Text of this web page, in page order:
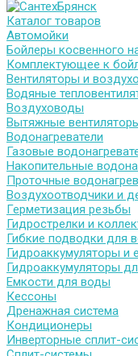
Каталог товаров
Автомойки
Бойлеры косвенного
Комплектующее к
Вентиляторы и
Водяные
Воздуховоды
Вытяжные
Водонагреватели
Газовые
Накопительные
Проточные
Воздухоотводчики и
Герметизация резьбы
Гидрострелки и
Гибкие подводки для
Гидроаккумуляторы и
Гидроаккумуляторы
Емкости для воды
Кессоны
Дренажная система
Кондиционеры
Инверторные сплит-